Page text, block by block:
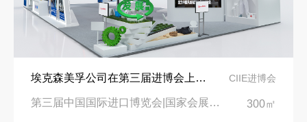
埃克森美孚公司在第三届进博会上展示非凡的展台搭建设计 CIIE进博会
第三届中国国际进口博览会|国家会展中心 300㎡